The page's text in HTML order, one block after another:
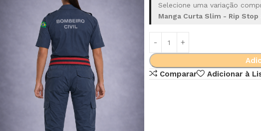
Selecione uma variação
Manga Curta Slim - Rip Stop
Alternative:
Comparar Adicionar à